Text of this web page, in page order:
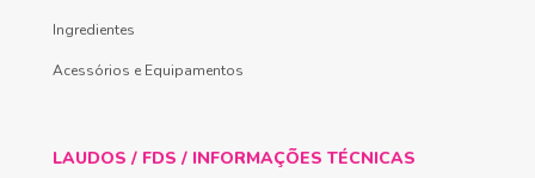
Ingredientes
Acessórios e Equipamentos
LAUDOS / FDS / INFORMAÇÕES TÉCNICAS